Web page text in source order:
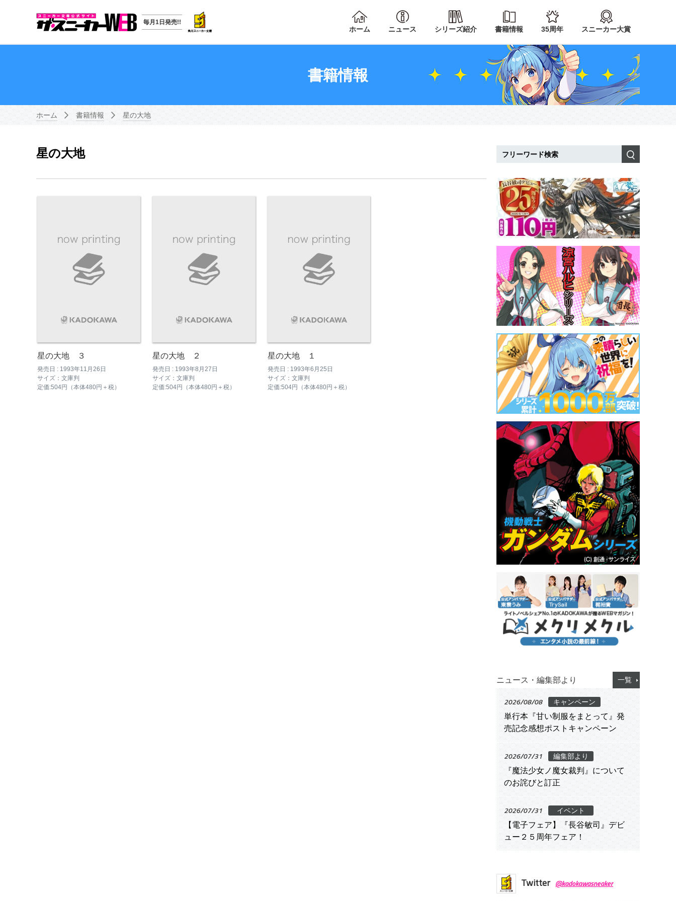
毎月1日発売!!
ホーム ニュース シリーズ紹介 書籍情報 35周年 スニーカー大賞
書籍情報
ホーム 書籍情報 星の大地
星の大地
星の大地 ３
発売日 : 1993年11月26日
サイズ：文庫判
定価:504円（本体480円＋税）
星の大地 ２
発売日 : 1993年8月27日
サイズ：文庫判
定価:504円（本体480円＋税）
星の大地 １
発売日 : 1993年6月25日
サイズ：文庫判
定価:504円（本体480円＋税）
ニュース・編集部より 一覧
2026/08/08 キャンペーン
単行本『甘い制服をまとって』発
売記念感想ポストキャンペーン
2026/07/31 編集部より
『魔法少女ノ魔女裁判』について
のお詫びと訂正
2026/07/31 イベント
【電子フェア】『長谷敏司』デビ
ュー２５周年フェア！
Twitter @kadokawasneaker